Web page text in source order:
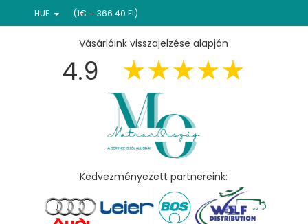
HUF (1€ = 366.40 Ft)
Vásárlóink visszajelzése alapján
4.9
Kedvezményezett partnereink: